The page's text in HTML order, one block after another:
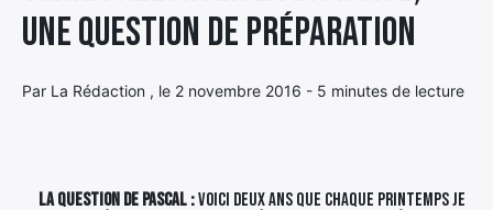
une question de préparation
Par La Rédaction , le 2 novembre 2016 - 5 minutes de lecture
La question de Pascal :Voici deux ans que chaque printemps je